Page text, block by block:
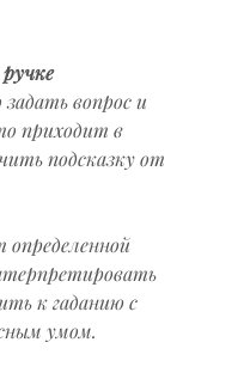
вопрос и
приходит в
подсказку от
к гаданию с
умом.